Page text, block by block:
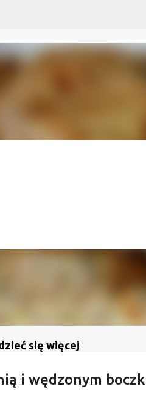
się więcej
i wędzonym